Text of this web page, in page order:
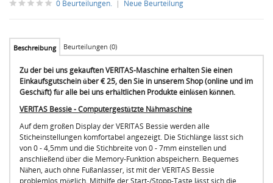
0 Beurteilungen. | Neue Beurteilung
Beschreibung Beurteilungen (0)
Zu der bei uns gekauften VERITAS-Maschine erhalten Sie einen
Einkaufsgutschein über € 25, den Sie in unserem Shop (online und im
Geschäft) für alle bei uns erhältlichen Produkte einlösen können.
VERITAS Bessie - Computergestützte Nähmaschine
Auf dem großen Display der VERITAS Bessie werden alle
Sticheinstellungen komfortabel angezeigt. Die Stichlänge lässt sich
von 0 - 4,5mm und die Stichbreite von 0 - 7mm einstellen und
anschließend über die Memory-Funktion abspeichern. Bequemes
Nähen, auch ohne Fußanlasser, ist mit der VERITAS Bessie
problemlos möglich. Mithilfe der Start-/Stopp-Taste lässt sich die